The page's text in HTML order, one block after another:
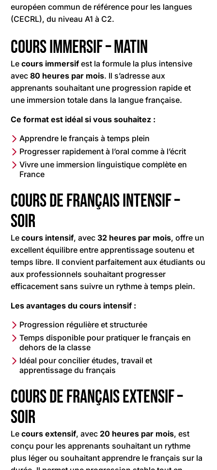
européen commun de référence pour les langues
(CECRL), du niveau A1 à C2.
Cours immersif – matin
Le cours immersifest la formule la plus intensive
avec80 heures par mois. Il s’adresse aux
apprenants souhaitant une progression rapide et
une immersion totale dans la langue française.
Ce format est idéal si vous souhaitez :
Apprendre le français à temps plein
Progresser rapidement à l’oral comme à l’écrit
Vivre une immersion linguistique complète en
France
Cours de français intensif –
soir
Lecours intensif, avec 32 heures par mois, offre un
excellent équilibre entre apprentissage soutenu et
temps libre. Il convient parfaitement aux étudiants ou
aux professionnels souhaitant progresser
efficacement sans suivre un rythme à temps plein.
Les avantages du cours intensif :
Progression régulière et structurée
Temps disponible pour pratiquer le français en
dehors de la classe
Idéal pour concilier études, travail et
apprentissage du français
Cours de français extensif –
soir
Lecours extensif, avec 20 heures par mois, est
conçu pour les apprenants souhaitant un rythme
plus léger ou souhaitant apprendre le français sur la